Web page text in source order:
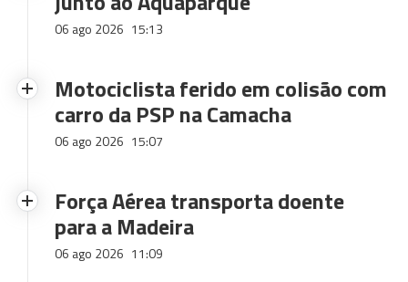
06 ago 2026 15:13
Motociclista ferido em colisão com
carro da PSP na Camacha
06 ago 2026 15:07
Força Aérea transporta doente
para a Madeira
06 ago 2026 11:09